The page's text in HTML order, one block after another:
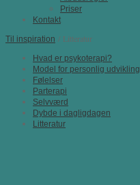
Priser
Kontakt
Til inspiration / Litteratur
Hvad er psykoterapi?
Model for personlig udvikling
Følelser
Parterapi
Selvværd
Dybde i dagligdagen
Litteratur